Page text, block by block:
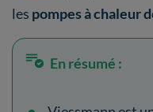
les pompes à chaleur
En résumé :